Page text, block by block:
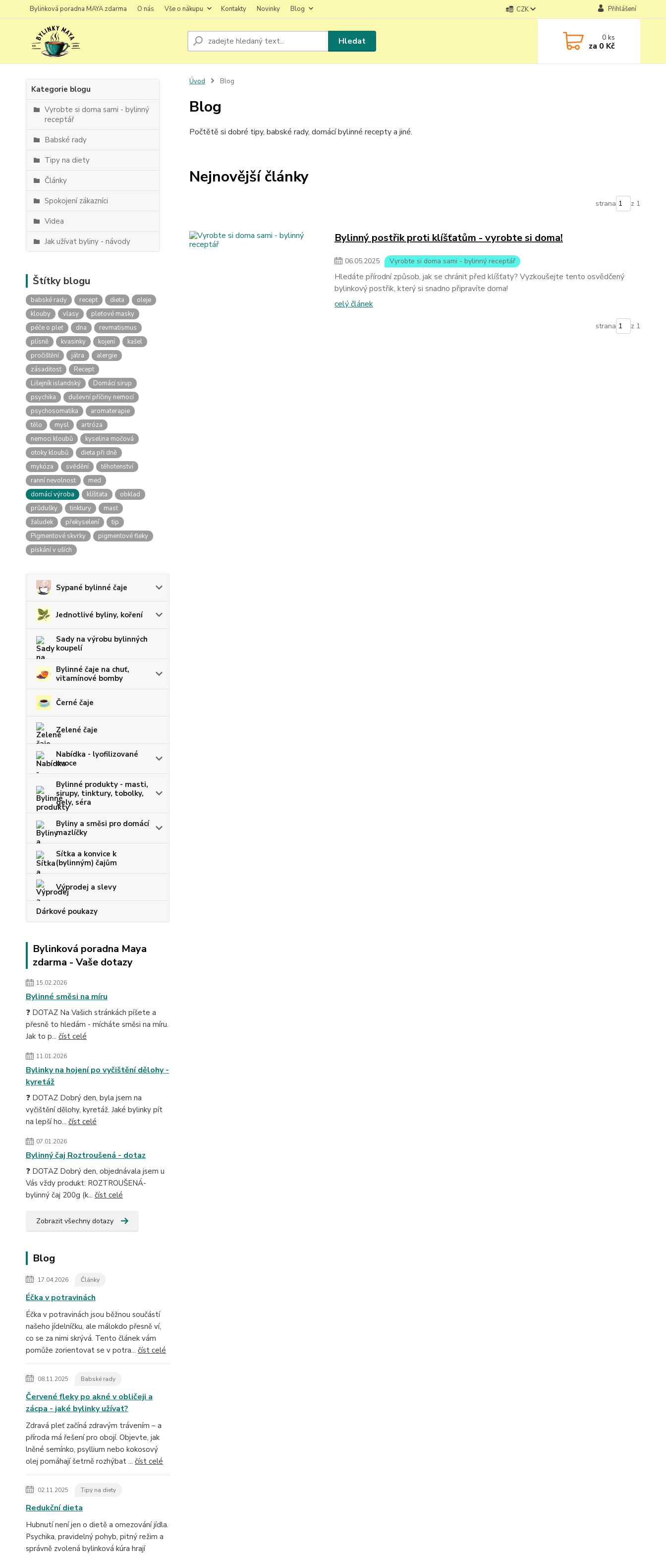
Bylinková poradna MAYA zdarma O nás Vše o nákupu Kontakty Novinky Blog CZK Přihlášení
Hledat 0ks
za 0 Kč
Kategorie blogu
Vyrobte si doma sami - bylinný
receptář
Babské rady
Tipy na diety
Články
Spokojení zákazníci
Videa
Jak užívat byliny - návody
Štítky blogu
babské rady recept dieta
oleje
klouby
vlasy
pleťové masky
péče o pleť
dna
revmatismus
plísně
kvasinky kojení
kašel
pročištění
játra
alergie
zásaditost
Recept
Lišejník islandský
Domácí sirup
psychika
duševní příčiny nemocí
psychosomatika
aromaterapie
tělo
mysl
artróza
nemoci kloubů
kyselina močová
otoky kloubů
dieta při dně
mykóza
svědění
těhotenství
ranní nevolnost
med
domácí výroba
klíšťata
obklad
průdušky
tinktury
mast
žaludek
překyselení
tip
Pigmentové skvrky
pigmentové fleky
pískání v uších
Sypané bylinné čaje
Jednotlivé byliny, koření
Sady na výrobu bylinných
koupelí
Bylinné čaje na chuť,
vitamínové bomby
Černé čaje
Zelené čaje
Nabídka - lyofilizované
ovoce
Bylinné produkty - masti,
sirupy, tinktury, tobolky,
gely, séra
Byliny a směsi pro domácí
mazlíčky
Sítka a konvice k
(bylinným) čajům
Výprodej a slevy
Dárkové poukazy
Bylinková poradna Maya
zdarma - Vaše dotazy
15.02.2026
Bylinné směsi na míru
❓ DOTAZ Na Vašich stránkách píšete a
přesně to hledám - mícháte směsi na míru.
Jak to p... číst celé
11.01.2026
Bylinky na hojení po vyčištění dělohy -
kyretáž
❓ DOTAZ Dobrý den, byla jsem na
vyčištění dělohy, kyretáž. Jaké bylinky pít
na lepší ho... číst celé
07.01.2026
Bylinný čaj Roztroušená - dotaz
❓ DOTAZ Dobrý den, objednávala jsem u
Vás vždy produkt: ROZTROUŠENÁ-
bylinný čaj 200g (k... číst celé
Zobrazit všechny dotazy
Blog
17.04.2026 Články
Éčka v potravinách
Éčka v potravinách jsou běžnou součástí
našeho jídelníčku, ale málokdo přesně ví,
co se za nimi skrývá. Tento článek vám
pomůže zorientovat se v potra... číst celé
08.11.2025 Babské rady
Červené fleky po akné v obličeji a
zácpa - jaké bylinky užívat?
Zdravá pleť začíná zdravým trávením – a
příroda má řešení pro obojí. Objevte, jak
lněné semínko, psyllium nebo kokosový
olej pomáhají šetrně rozhýbat ... číst celé
02.11.2025 Tipy na diety
Redukční dieta
Hubnutí není jen o dietě a omezování jídla.
Psychika, pravidelný pohyb, pitný režim a
správně zvolená bylinková kúra hrají
Úvod Blog
Blog
Počtětě si dobré tipy, babské rady, domácí bylinné recepty a jiné.
Nejnovější články
strana z 1
Bylinný postřik proti klíšťatům - vyrobte si doma!
06.05.2025 Vyrobte si doma sami - bylinný receptář
Hledáte přírodní způsob, jak se chránit před klíšťaty? Vyzkoušejte tento osvědčený
bylinkový postřik, který si snadno připravíte doma!
celý článek
strana z 1